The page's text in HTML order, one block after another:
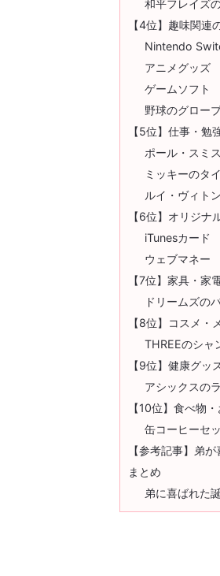
和平フレイズ
【4位】趣味関連
Nintendo
アニメグッズ
ゲームソフト
野球のグロー
【5位】仕事・勉
ポール・スミ
ミッキーのタ
ルイ・ヴィト
【6位】オリジナ
iTunesカード
ウェブマネー
【7位】家具・家
ドリームズの
【8位】コスメ・
THREEのシャ
【9位】健康グッ
アシックスの
【10位】食べ物
缶コーヒーセ
【参考記事】弟
まとめ
弟に喜ばれた